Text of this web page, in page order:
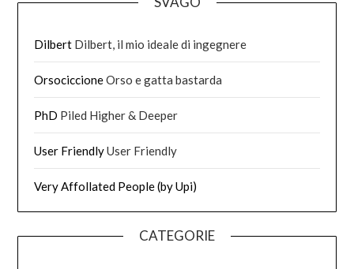
Dilbert Dilbert, il mio ideale di ingegnere
OrsociccioneOrso e gatta bastarda
PhD Piled Higher & Deeper
User FriendlyUser Friendly
Very Affollated People (by Upi)
CATEGORIE